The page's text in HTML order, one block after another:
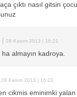
çıktı nasıl gitsin
| 28 Kasım 2013 | 16:21
almayın kadroya.
28 Kasım 2013 | 16:20
cikmis eminimki